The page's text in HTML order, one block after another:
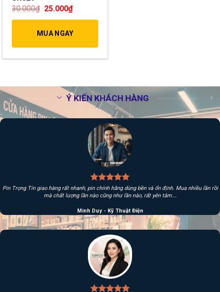
30.000₫ 25.000₫
MUA NGAY
Ý KIẾN KHÁCH HÀNG
Pin Trọng Tín giao hàng rất nhanh, pin chính hãng dùng bền và ổn định. Mua nhiều lần rồi
mà chất lượng lần nào cũng như lần nào, rất yên tâm….
Minh Duy - Kỹ Thuật Điện